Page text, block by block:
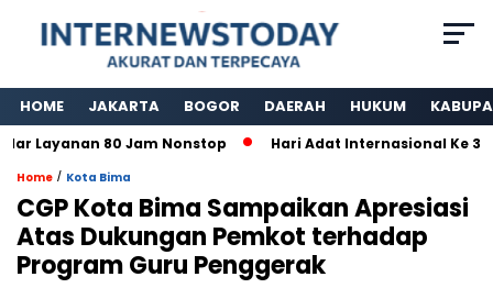
HOME JAKARTA BOGOR DAERAH HUKUM
Layanan 80 Jam Nonstop Hari Adat Internasional Ke 39
Home / Kota Bima
CGP Kota Bima Sampaikan Apresiasi
Atas Dukungan Pemkot terhadap
Program Guru Penggerak